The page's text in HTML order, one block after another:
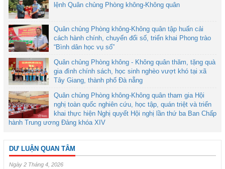
lệnh Quân chủng Phòng không-Không quân
Quân chủng Phòng không-Không quân tập huấn cải
cách hành chính, chuyển đổi số, triển khai Phong trào
“Bình dân học vụ số”
Quân chủng Phòng không - Không quân thăm, tặng quà
gia đình chính sách, học sinh nghèo vượt khó tại xã
Tây Giang, thành phố Đà nẵng
Quân chủng Phòng không-Không quân tham gia Hội
nghị toàn quốc nghiên cứu, học tập, quán triệt và triển
khai thực hiện Nghị quyết Hội nghị lần thứ ba Ban Chấp
hành Trung ương Đảng khóa XIV
DƯ LUẬN QUAN TÂM
Ngày 2 Tháng 4, 2026